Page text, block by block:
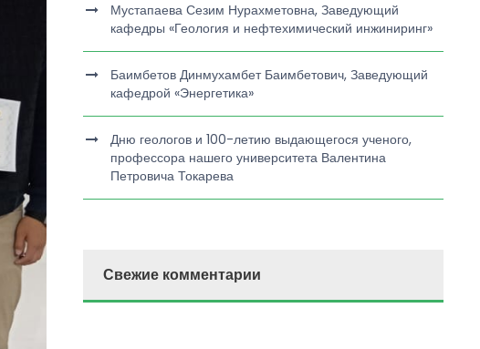
Мустапаева Сезим Нурахметовна, Заведующий
кафедры «Геология и нефтехимический инжиниринг»
Баимбетов Динмухамбет Баимбетович, Заведующий
кафедрой «Энергетика»
Дню геологов и 100-летию выдающегося ученого,
профессора нашего университета Валентина
Петровича Токарева
Свежие комментарии